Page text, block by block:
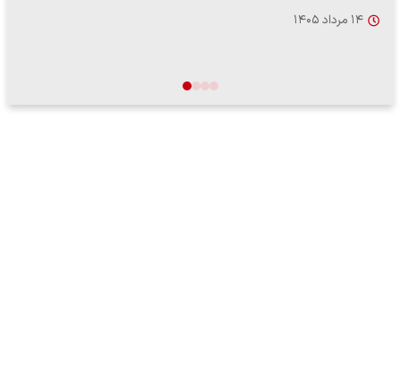
دیدگاه شهید علی…